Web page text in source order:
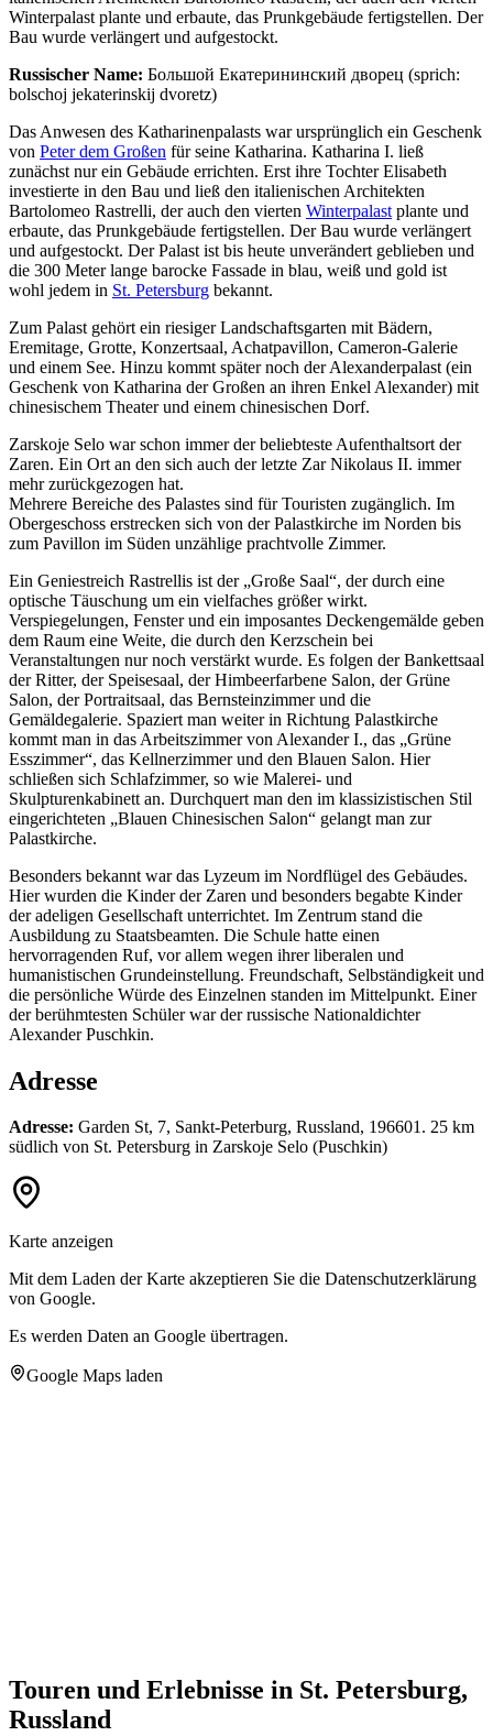
Winterpalast plante und erbaute, das Prunkgebäude fertigstellen. Der
Bau wurde verlängert und aufgestockt.
Russischer Name: Большой Екатерининский дворец (sprich:
bolschoj jekaterinskij dvoretz)
Das Anwesen des Katharinenpalasts war ursprünglich ein Geschenk
von Peter dem Großen für seine Katharina. Katharina I. ließ
zunächst nur ein Gebäude errichten. Erst ihre Tochter Elisabeth
investierte in den Bau und ließ den italienischen Architekten
Bartolomeo Rastrelli, der auch den vierten Winterpalast plante und
erbaute, das Prunkgebäude fertigstellen. Der Bau wurde verlängert
und aufgestockt. Der Palast ist bis heute unverändert geblieben und
die 300 Meter lange barocke Fassade in blau, weiß und gold ist
wohl jedem in St. Petersburg bekannt.
Zum Palast gehört ein riesiger Landschaftsgarten mit Bädern,
Eremitage, Grotte, Konzertsaal, Achatpavillon, Cameron-Galerie
und einem See. Hinzu kommt später noch der Alexanderpalast (ein
Geschenk von Katharina der Großen an ihren Enkel Alexander) mit
chinesischem Theater und einem chinesischen Dorf.
Zarskoje Selo war schon immer der beliebteste Aufenthaltsort der
Zaren. Ein Ort an den sich auch der letzte Zar Nikolaus II. immer
mehr zurückgezogen hat.
Mehrere Bereiche des Palastes sind für Touristen zugänglich. Im
Obergeschoss erstrecken sich von der Palastkirche im Norden bis
zum Pavillon im Süden unzählige prachtvolle Zimmer.
Ein Geniestreich Rastrellis ist der „Große Saal“, der durch eine
optische Täuschung um ein vielfaches größer wirkt.
Verspiegelungen, Fenster und ein imposantes Deckengemälde geben
dem Raum eine Weite, die durch den Kerzschein bei
Veranstaltungen nur noch verstärkt wurde. Es folgen der Bankettsaal
der Ritter, der Speisesaal, der Himbeerfarbene Salon, der Grüne
Salon, der Portraitsaal, das Bernsteinzimmer und die
Gemäldegalerie. Spaziert man weiter in Richtung Palastkirche
kommt man in das Arbeitszimmer von Alexander I., das „Grüne
Esszimmer“, das Kellnerzimmer und den Blauen Salon. Hier
schließen sich Schlafzimmer, so wie Malerei- und
Skulpturenkabinett an. Durchquert man den im klassizistischen Stil
eingerichteten „Blauen Chinesischen Salon“ gelangt man zur
Palastkirche.
Besonders bekannt war das Lyzeum im Nordflügel des Gebäudes.
Hier wurden die Kinder der Zaren und besonders begabte Kinder
der adeligen Gesellschaft unterrichtet. Im Zentrum stand die
Ausbildung zu Staatsbeamten. Die Schule hatte einen
hervorragenden Ruf, vor allem wegen ihrer liberalen und
humanistischen Grundeinstellung. Freundschaft, Selbständigkeit und
die persönliche Würde des Einzelnen standen im Mittelpunkt. Einer
der berühmtesten Schüler war der russische Nationaldichter
Alexander Puschkin.
Adresse
Adresse: Garden St, 7, Sankt-Peterburg, Russland, 196601. 25 km
südlich von St. Petersburg in Zarskoje Selo (Puschkin)
Karte anzeigen
Mit dem Laden der Karte akzeptieren Sie die Datenschutzerklärung
von Google.
Es werden Daten an Google übertragen.
Google Maps laden
Touren und Erlebnisse in St. Petersburg,
Russland